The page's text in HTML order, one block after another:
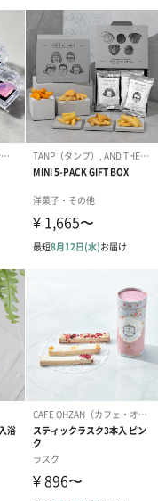
ィー
フルーツティ
円）
トへの＋αにおすすめ
ウム
540円）
り〜 3号（864